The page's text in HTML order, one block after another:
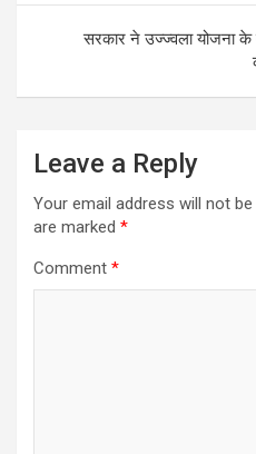
सरकार ने उज्ज्वला योजना के
Leave a Reply
Your email address will not be
are marked *
Comment *